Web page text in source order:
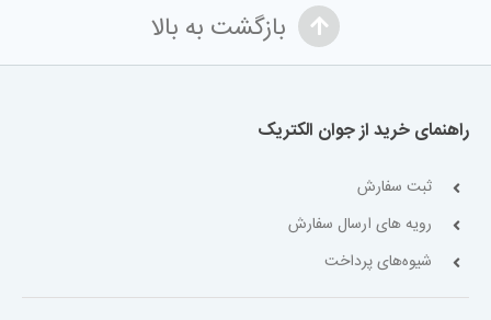
بازگشت به بالا
راهنمای خرید از جوان الکتریک
ثبت سفارش
رویه های ارسال سفارش
شیوه‌های پرداخت